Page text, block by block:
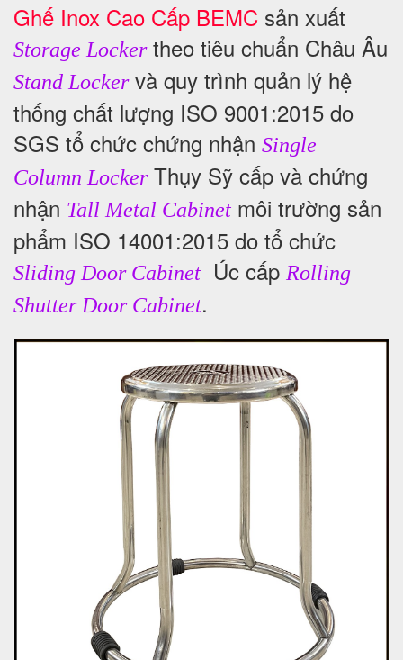
Ghế Inox Cao Cấp BEMC sản xuất
Storage Lockertheo tiêu chuẩn Châu Âu
Stand Lockervà quy trình quản lý hệ
thống chất lượng ISO 9001:2015 do
SGS tổ chức chứng nhận Single
Column LockerThụy Sỹ cấp và chứng
nhận Tall Metal Cabinet môi trường sản
phẩm ISO 14001:2015 do tổ chức
Sliding Door Cabinet Úc cấp Rolling
Shutter Door Cabinet.